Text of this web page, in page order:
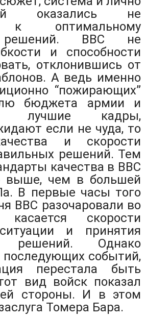
оказались не
к оптимальному
решений. ВВС не
и способности
отклонившись от
А ведь именно
“пожирающих”
бюджета армии и
лучшие кадры,
если не чуда, то
и скорости
решений. Тем
качества в ВВС
выше, чем в большей
В первые часы того
ВВС разочаровали во
скорости
и принятия
решений. Однако
последующих событий,
перестала быть
вид войск показал
стороны. И в этом
Томера Бара.